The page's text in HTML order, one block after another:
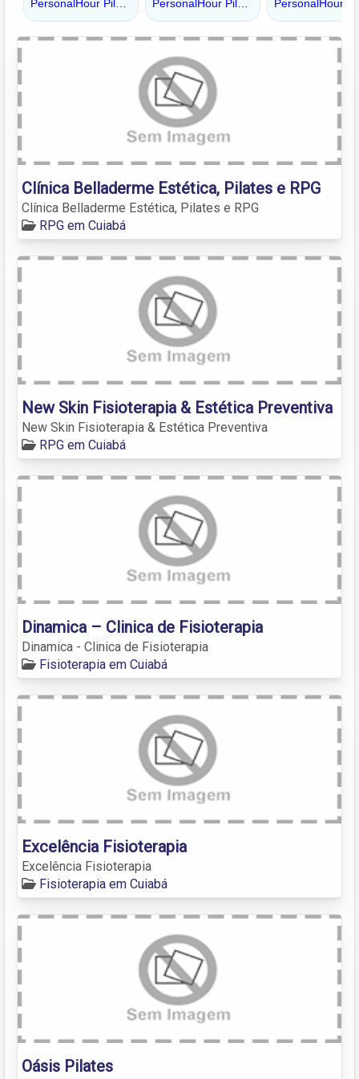
Clínica Belladerme Estética, Pilates e RPG
Clínica Belladerme Estética, Pilates e RPG
RPG em Cuiabá
New Skin Fisioterapia & Estética Preventiva
New Skin Fisioterapia & Estética Preventiva
RPG em Cuiabá
Dinamica – Clinica de Fisioterapia
Dinamica - Clinica de Fisioterapia
Fisioterapia em Cuiabá
Excelência Fisioterapia
Excelência Fisioterapia
Fisioterapia em Cuiabá
Oásis Pilates